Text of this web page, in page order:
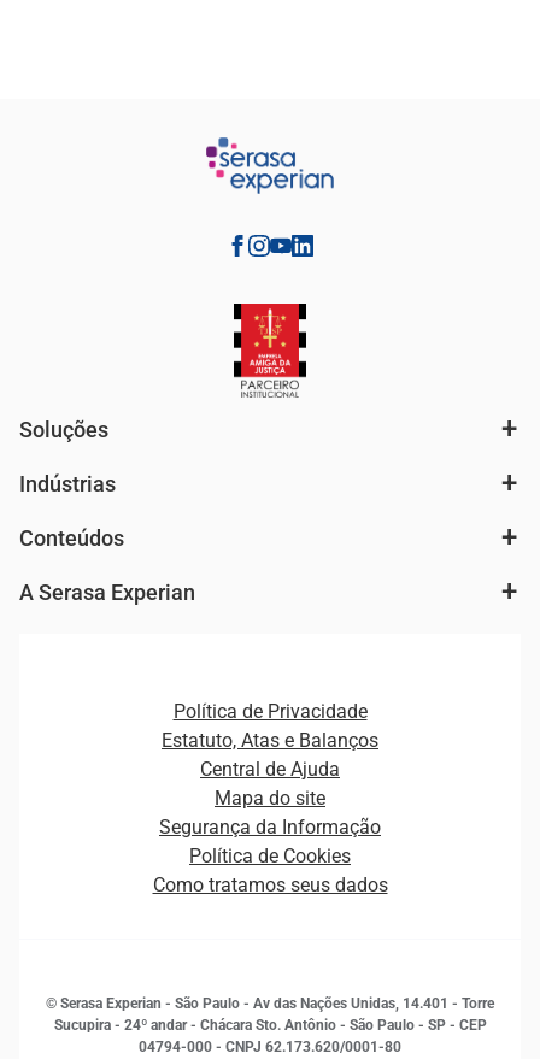
Soluções
Autenticação e Prevenção à Fraude
Cobrança e Recuperação de Dívidas
Plataformas e Motores de decisão
Indústrias
Fintechs
Conteúdos
Ver todo o conteúdo
Curso Gratuito de Saúde Financeira
Empreendedorismo
Estudos e Pesquisas
Inovação e Tecnologia
Leis e impostos
A Serasa Experian
Distribuidores e representantes
Estrutura Organizacional
Sala de Imprensa
Política de Privacidade
Estatuto, Atas e Balanços
Central de Ajuda
Mapa do site
Segurança da Informação
Política de Cookies
Como tratamos seus dados
© Serasa Experian - São Paulo - Av das Nações Unidas, 14.401 - Torre
Sucupira - 24º andar - Chácara Sto. Antônio - São Paulo - SP - CEP
04794-000 - CNPJ 62.173.620/0001-80